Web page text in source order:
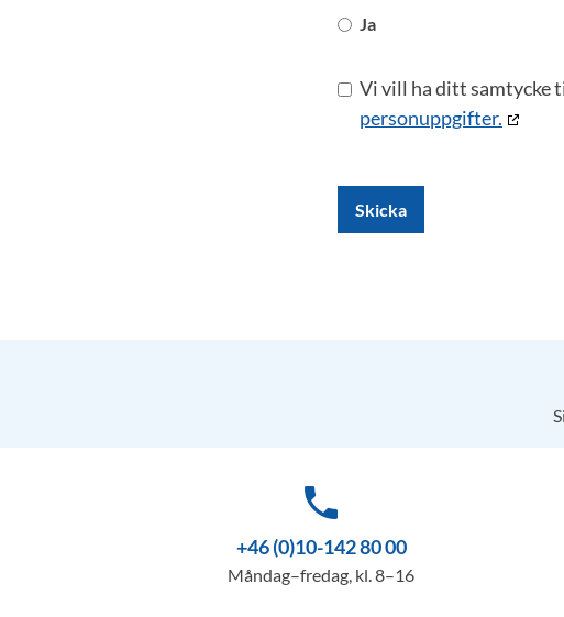
Ja
Vi vill ha ditt samtycke
personuppgifter.
Skicka
phone
+46 (0)10-142 80 00
Måndag–fredag, kl. 8–16